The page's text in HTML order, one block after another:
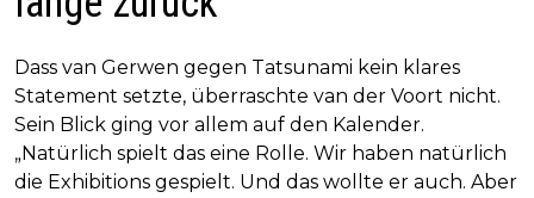
Dass van Gerwen gegen Tatsunami kein klares
Statement setzte, überraschte van der Voort nicht.
Sein Blick ging vor allem auf den Kalender.
„Natürlich spielt das eine Rolle. Wir haben natürlich
die Exhibitions gespielt. Und das wollte er auch. Aber